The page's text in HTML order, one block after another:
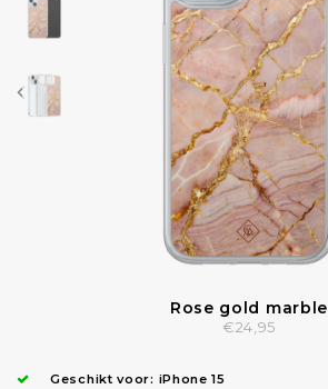
Rose gold marble
€24,95
Geschikt voor: iPhone 15